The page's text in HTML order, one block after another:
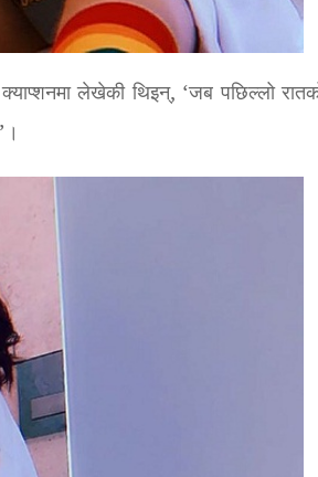
लेखेकी थिइन्, ‘जब पछिल्लो